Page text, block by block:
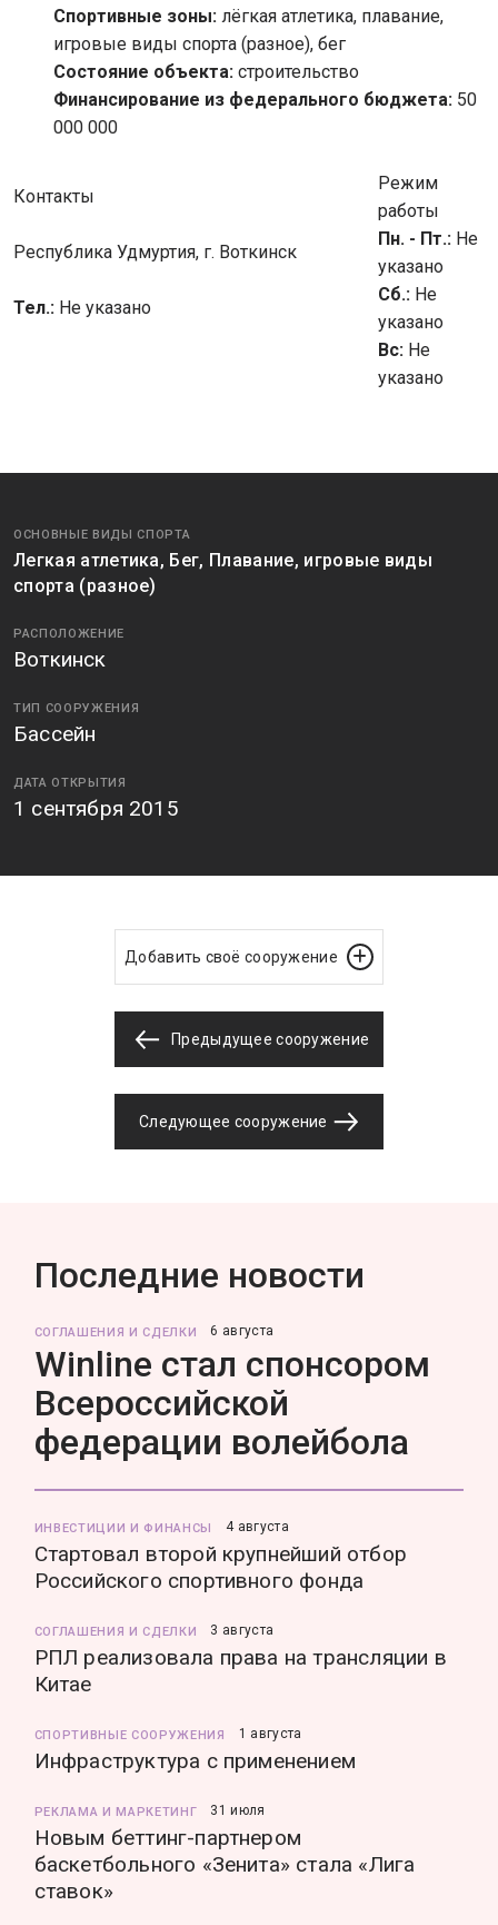
Спортивные зоны: лёгкая атлетика, плавание,
игровые виды спорта (разное), бег
Состояние объекта: строительство
Финансирование из федерального бюджета: 50
000 000
Контакты
Режим
работы
Республика Удмуртия, г. Воткинск
Пн. - Пт.: Не
указано
Тел.: Не указано
Сб.: Не
указано
Вс: Не
указано
ОСНОВНЫЕ ВИДЫ СПОРТА
Легкая атлетика, Бег, Плавание, игровые виды
спорта (разное)
РАСПОЛОЖЕНИЕ
Воткинск
ТИП СООРУЖЕНИЯ
Бассейн
ДАТА ОТКРЫТИЯ
1 сентября 2015
Добавить своё сооружение
Предыдущее сооружение
Следующее сооружение
Последние новости
СОГЛАШЕНИЯ И СДЕЛКИ 6 августа
Winline стал спонсором
Всероссийской
федерации волейбола
ИНВЕСТИЦИИ И ФИНАНСЫ 4 августа
Стартовал второй крупнейший отбор
Российского спортивного фонда
СОГЛАШЕНИЯ И СДЕЛКИ 3 августа
РПЛ реализовала права на трансляции в
Китае
СПОРТИВНЫЕ СООРУЖЕНИЯ 1 августа
Инфраструктура с применением
РЕКЛАМА И МАРКЕТИНГ 31 июля
Новым беттинг-партнером
баскетбольного «Зенита» стала «Лига
ставок»